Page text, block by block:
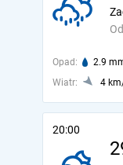
Opad: 2.9
Wiatr:
4
20:00